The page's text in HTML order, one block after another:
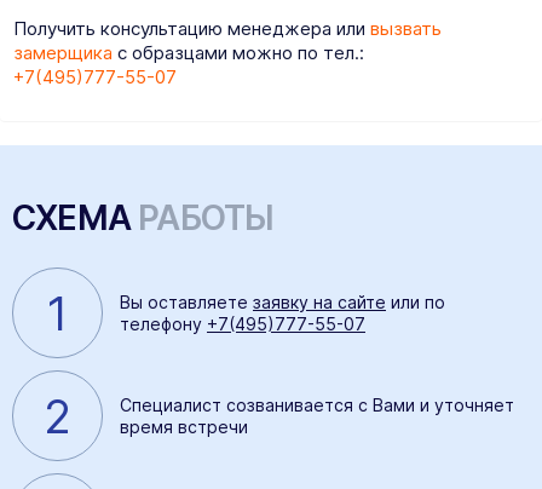
Получить консультацию менеджера или вызвать
замерщика с образцами можно по тел.:
+7(495)777-55-07
СХЕМАРАБОТЫ
1 Вы оставляете заявку на сайте или по
телефону +7(495)777-55-07
2
Специалист созванивается с Вами и уточняет
время встречи